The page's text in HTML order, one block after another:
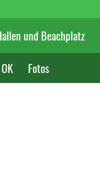
und Beachplatz
OK Fotos